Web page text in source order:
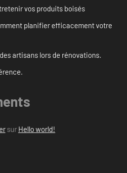
vos produits boisés
planifier efficacement votre
artisans lors de rénovations.
sur Hello world!